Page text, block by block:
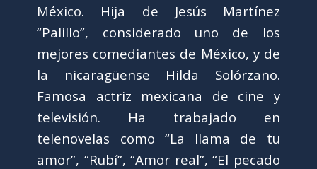
México. Hija de Jesús Martínez
“Palillo”, considerado uno de los
mejores comediantes de México, y de
la nicaragüense Hilda Solórzano.
Famosa actriz mexicana de cine y
televisión. Ha trabajado en
telenovelas como “La llama de tu
amor”, “Rubí”, “Amor real”, “El pecado